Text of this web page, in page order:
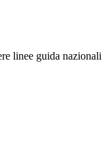
linee guida nazionali